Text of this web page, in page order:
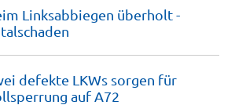
Linksabbiegen überholt -
defekte LKWs sorgen für
auf A72